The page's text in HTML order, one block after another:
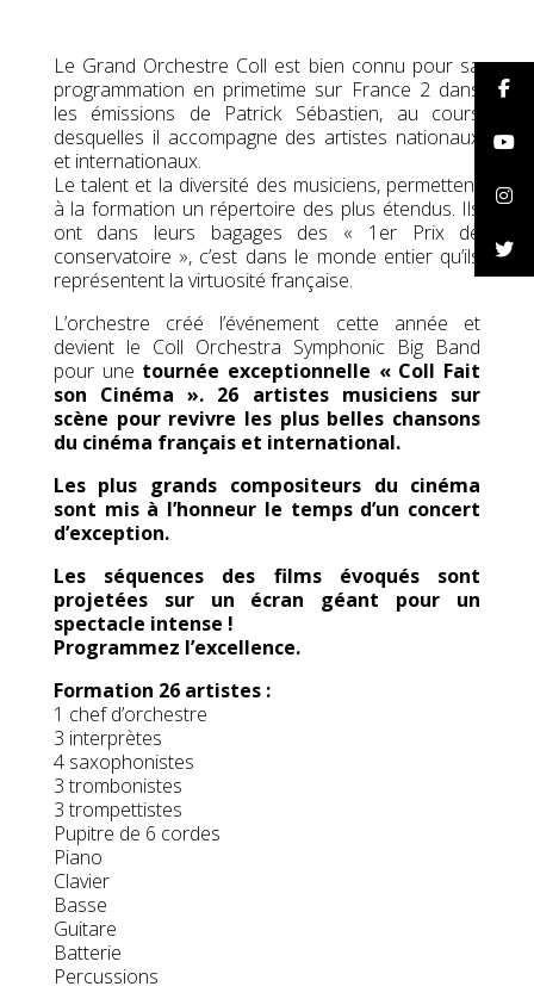
Le Grand Orchestre Coll est bien connu pour sa
programmation en primetime sur France 2 dans
les émissions de Patrick Sébastien, au cours
desquelles il accompagne des artistes nationaux
et internationaux.
Le talent et la diversité des musiciens, permettent
à la formation un répertoire des plus étendus. Ils
ont dans leurs bagages des « 1er Prix de
conservatoire », c’est dans le monde entier qu’ils
représentent la virtuosité française.
L’orchestre créé l’événement cette année et
devient le Coll Orchestra Symphonic Big Band
pour une tournée exceptionnelle « Coll Fait
son Cinéma ». 26 artistes musiciens sur
scène pour revivre les plus belles chansons
du cinéma français et international.
Les plus grands compositeurs du cinéma
sont mis à l’honneur le temps d’un concert
d’exception.
Les séquences des films évoqués sont
projetées sur un écran géant pour un
spectacle intense !
Programmez l’excellence.
Formation 26 artistes :
1 chef d’orchestre
3 interprètes
4 saxophonistes
3 trombonistes
3 trompettistes
Pupitre de 6 cordes
Piano
Clavier
Basse
Guitare
Batterie
Percussions